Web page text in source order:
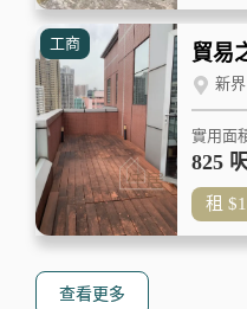
查看更多
工商 貿易
新
實用面
825
租